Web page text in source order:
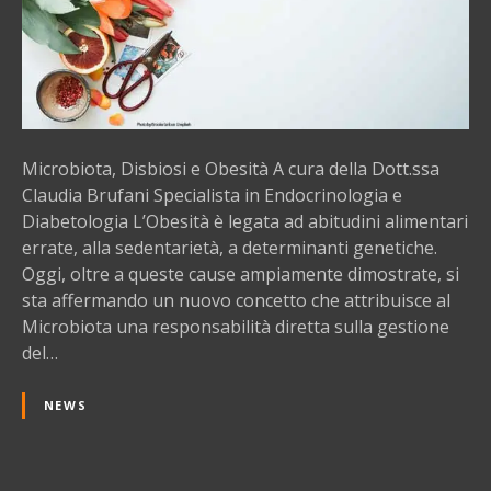
f
a
n
i
a
,
D
i
s
i
o
s
i
e
O
b
Microbiota, Disbiosi e Obesità A cura della Dott.ssa
Claudia Brufani Specialista in Endocrinologia e
Diabetologia L’Obesità è legata ad abitudini alimentari
errate, alla sedentarietà, a determinanti genetiche.
Oggi, oltre a queste cause ampiamente dimostrate, si
sta affermando un nuovo concetto che attribuisce al
Microbiota una responsabilità diretta sulla gestione
del…
NEWS